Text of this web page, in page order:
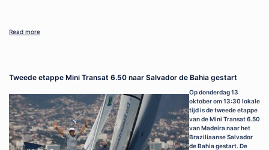
Read more
Tweede etappe Mini Transat 6.50 naar Salvador de Bahia gestart
Op donderdag 13
oktober om 13:30 lokale
tijd is de tweede etappe
van de Mini Transat 6.50
van Madeira naar het
Braziliaanse Salvador
de Bahia gestart. De